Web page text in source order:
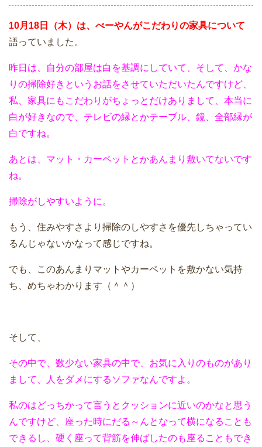
10月18日（木）は、べーやんがこだわりの家具について
語っていました。
昨日は、自分の部屋は白を基調にしていて、そして、かな
りの掃除好きというお話をさせていただいたんですけど、
私、家具にもこだわりがちょっとだけありまして、本当に
白が好きなので、テレビの縁とかテーブル、鏡、全部縁が
白ですね。
あとは、マット・カーペットとかあんまり敷いてないです
ね。
掃除がしやすいように。
もう、住みやすさより掃除のしやすさを優先しちゃってい
るんじゃないかなって感じですね。
でも、このあんまりマットやカーペットを敷かない気持
ち、めちゃわかります（＾＾）
そして、
その中で、数少ない家具の中で、お気に入りのものがあり
まして、人をダメにするソファなんですよ。
私のはどっちかって言うとクッションに近いのかなと思う
んですけど、座った時にだる～んとなって横になることも
できるし、硬く座って背筋を伸ばしたのも座ることもでき